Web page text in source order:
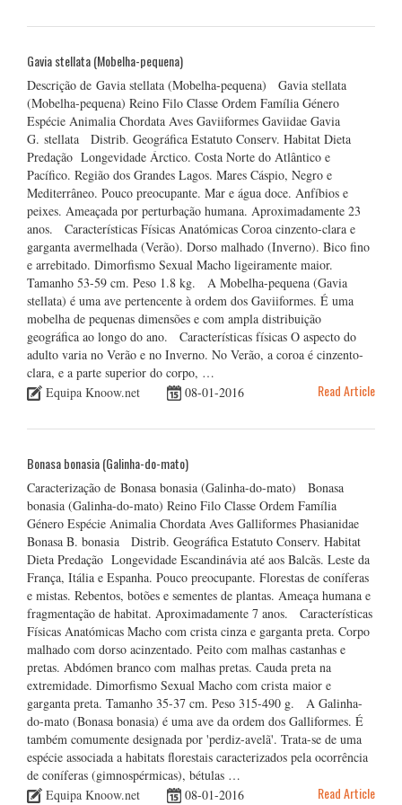
Gavia stellata (Mobelha-pequena)
Descrição de Gavia stellata (Mobelha-pequena) Gavia stellata
(Mobelha-pequena) Reino Filo Classe Ordem Família Género
Espécie Animalia Chordata Aves Gaviiformes Gaviidae Gavia
G. stellata Distrib. Geográfica Estatuto Conserv. Habitat Dieta
Predação Longevidade Árctico. Costa Norte do Atlântico e
Pacífico. Região dos Grandes Lagos. Mares Cáspio, Negro e
Mediterrâneo. Pouco preocupante. Mar e água doce. Anfíbios e
peixes. Ameaçada por perturbação humana. Aproximadamente 23
anos. Características Físicas Anatómicas Coroa cinzento-clara e
garganta avermelhada (Verão). Dorso malhado (Inverno). Bico fino
e arrebitado. Dimorfismo Sexual Macho ligeiramente maior.
Tamanho 53-59 cm. Peso 1.8 kg. A Mobelha-pequena (Gavia
stellata) é uma ave pertencente à ordem dos Gaviiformes. É uma
mobelha de pequenas dimensões e com ampla distribuição
geográfica ao longo do ano. Características físicas O aspecto do
adulto varia no Verão e no Inverno. No Verão, a coroa é cinzento-
clara, e a parte superior do corpo, …
Equipa Knoow.net
08-01-2016 Read Article
Bonasa bonasia (Galinha-do-mato)
Caracterização de Bonasa bonasia (Galinha-do-mato) Bonasa
bonasia (Galinha-do-mato) Reino Filo Classe Ordem Família
Género Espécie Animalia Chordata Aves Galliformes Phasianidae
Bonasa B. bonasia Distrib. Geográfica Estatuto Conserv. Habitat
Dieta Predação Longevidade Escandinávia até aos Balcãs. Leste da
França, Itália e Espanha. Pouco preocupante. Florestas de coníferas
e mistas. Rebentos, botões e sementes de plantas. Ameaça humana e
fragmentação de habitat. Aproximadamente 7 anos. Características
Físicas Anatómicas Macho com crista cinza e garganta preta. Corpo
malhado com dorso acinzentado. Peito com malhas castanhas e
pretas. Abdómen branco com malhas pretas. Cauda preta na
extremidade. Dimorfismo Sexual Macho com crista maior e
garganta preta. Tamanho 35-37 cm. Peso 315-490 g. A Galinha-
do-mato (Bonasa bonasia) é uma ave da ordem dos Galliformes. É
também comumente designada por 'perdiz-avelã'. Trata-se de uma
espécie associada a habitats florestais caracterizados pela ocorrência
de coníferas (gimnospérmicas), bétulas …
Equipa Knoow.net
08-01-2016 Read Article